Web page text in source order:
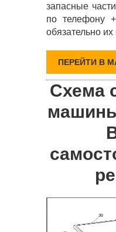
запасные
по телефону
обязательно
ПЕРЕЙТИ В
Схема